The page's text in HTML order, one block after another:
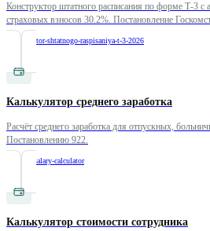
Конструктор штатного расписания по форме Т-3
страховых взносов 30.2%. Постановление
konstruktor-shtatnogo-raspisaniya-t-3-2026
Калькулятор среднего заработка
Расчёт среднего заработка для отпускных,
Постановлению 922.
average-salary-calculator
Калькулятор стоимости сотрудника